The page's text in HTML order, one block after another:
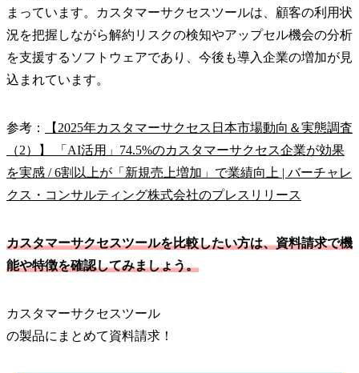
まっています。カスタマーサクセスツールは、顧客の利用状
況を把握しながら解約リスクの検知やアップセル機会の分析
を支援するソフトウェアであり、今後も導入企業の増加が見
込まれています。
参考：
【2025年カスタマーサクセス日本市場動向＆実態調査
（2）】 「AI活用」74.5%のカスタマーサクセス企業が効果
を実感 / 6割以上が「新規売上増加」で業績向上 | バーチャレ
クス・コンサルティング株式会社のプレスリリース
カスタマーサクセスツールを比較したい方は、資料請求で機
能や特徴を確認してみましょう。
カスタマーサクセスツール
の製品にまとめて資料請求！